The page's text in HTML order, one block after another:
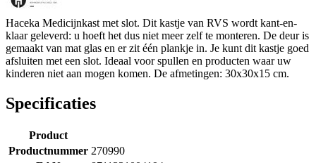
Haceka Medicijnkast met slot. Dit kastje van RVS wordt kant-en-
klaar geleverd: u hoeft het dus niet meer zelf te monteren. De deur is
gemaakt van mat glas en er zit één plankje in. Je kunt dit kastje goed
afsluiten met een slot. Ideaal voor spullen en producten waar uw
kinderen niet aan mogen komen. De afmetingen: 30x30x15 cm.
Specificaties
Product
Productnummer 270990